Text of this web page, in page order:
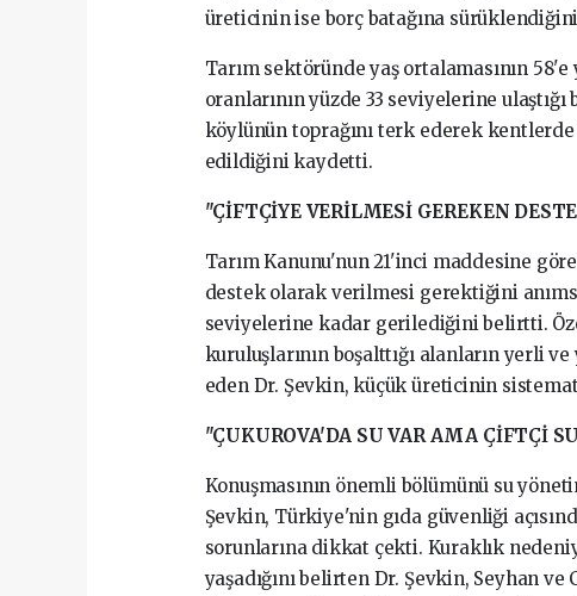
üreticinin ise borç batağına
Tarım sektöründe yaş ortalamasının
oranlarının yüzde 33 seviyelerine
köylünün toprağını terk ederek
edildiğini kaydetti.
"ÇİFTÇİYE VERİLMESİ GEREKEN
Tarım Kanunu'nun 21'inci maddesine
destek olarak verilmesi gerektiğini
seviyelerine kadar gerilediğini belirtti.
kuruluşlarının boşalttığı alanların yerli
eden Dr. Şevkin, küçük üreticinin
"ÇUKUROVA'DA SU VAR AMA ÇİFTÇİ
Konuşmasının önemli bölümünü su
Şevkin, Türkiye'nin gıda güvenliği
sorunlarına dikkat çekti. Kuraklık
yaşadığını belirten Dr. Şevkin, Seyhan